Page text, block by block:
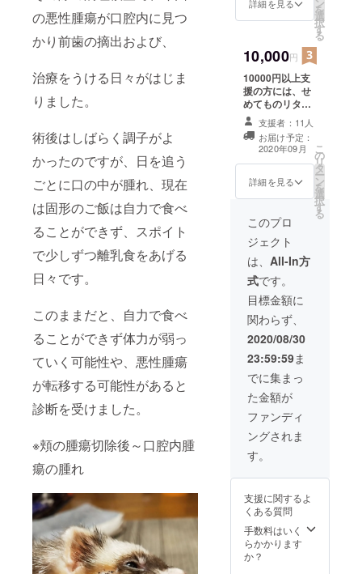
の悪性腫瘍が口腔内に見つ
かり前歯の摘出および、
治療をうける日々がはじま
りました。
術後はしばらく調子がよ
かったのですが、日を追う
ごとに口の中が腫れ、現在
は固形のご飯は自力で食べ
ることができず、スポイト
で少しずつ離乳食をあげる
日々です。
このままだと、自力で食べ
ることができず体力が弱っ
ていく可能性や、悪性腫瘍
が転移する可能性があると
診断を受けました。
※頬の腫瘍切除後～口腔内腫
瘍の腫れ
のメッセージと
も送付させてい
ただきます。
詳細を見る を
選
択
す
る
10,000円
10000円以上支
援の方には、せ
めてものリター
ンで術後のちび
の様子や経過を
メールにてご報
告させて頂きま
す。その際お礼
のメッセージと
筆のお手紙を発
送させていただ
きます。
支援者：11人
お届け予定：
2020年09月
詳細を見る
こ
の
リ
タ
ー
ン
を
選
択
す
る
このプロ
ジェクト
は、 All-In方
式です。
目標金額に
関わらず、
2020/08/30
23:59:59ま
でに集まっ
た金額が
ファンディ
ングされま
す。
支援に関するよ
くある質問
手数料はいく
らかかります
か？